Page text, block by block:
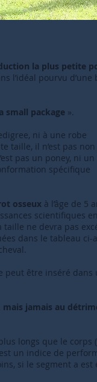
la plus petite
l’idéal pourvu d’une
small package ».
ni à une robe
taille, il n’est pas
pas un poney, ni un
spécifique
osseux à l’âge de 5
scientifiques en
ne devra pas
dans le tableau ci-
peut être inséré dans
jamais au
longs que le corps
un indice de
si le segment a est